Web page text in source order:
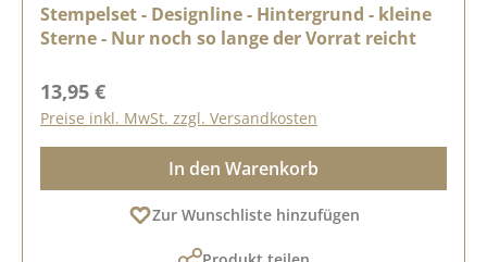
Stempelset - Designline - Hintergrund - kleine
Sterne - Nur noch so lange der Vorrat reicht
Regulärer Preis:
13,95 €
Preise inkl. MwSt. zzgl. Versandkosten
In den Warenkorb
Zur Wunschliste hinzufügen